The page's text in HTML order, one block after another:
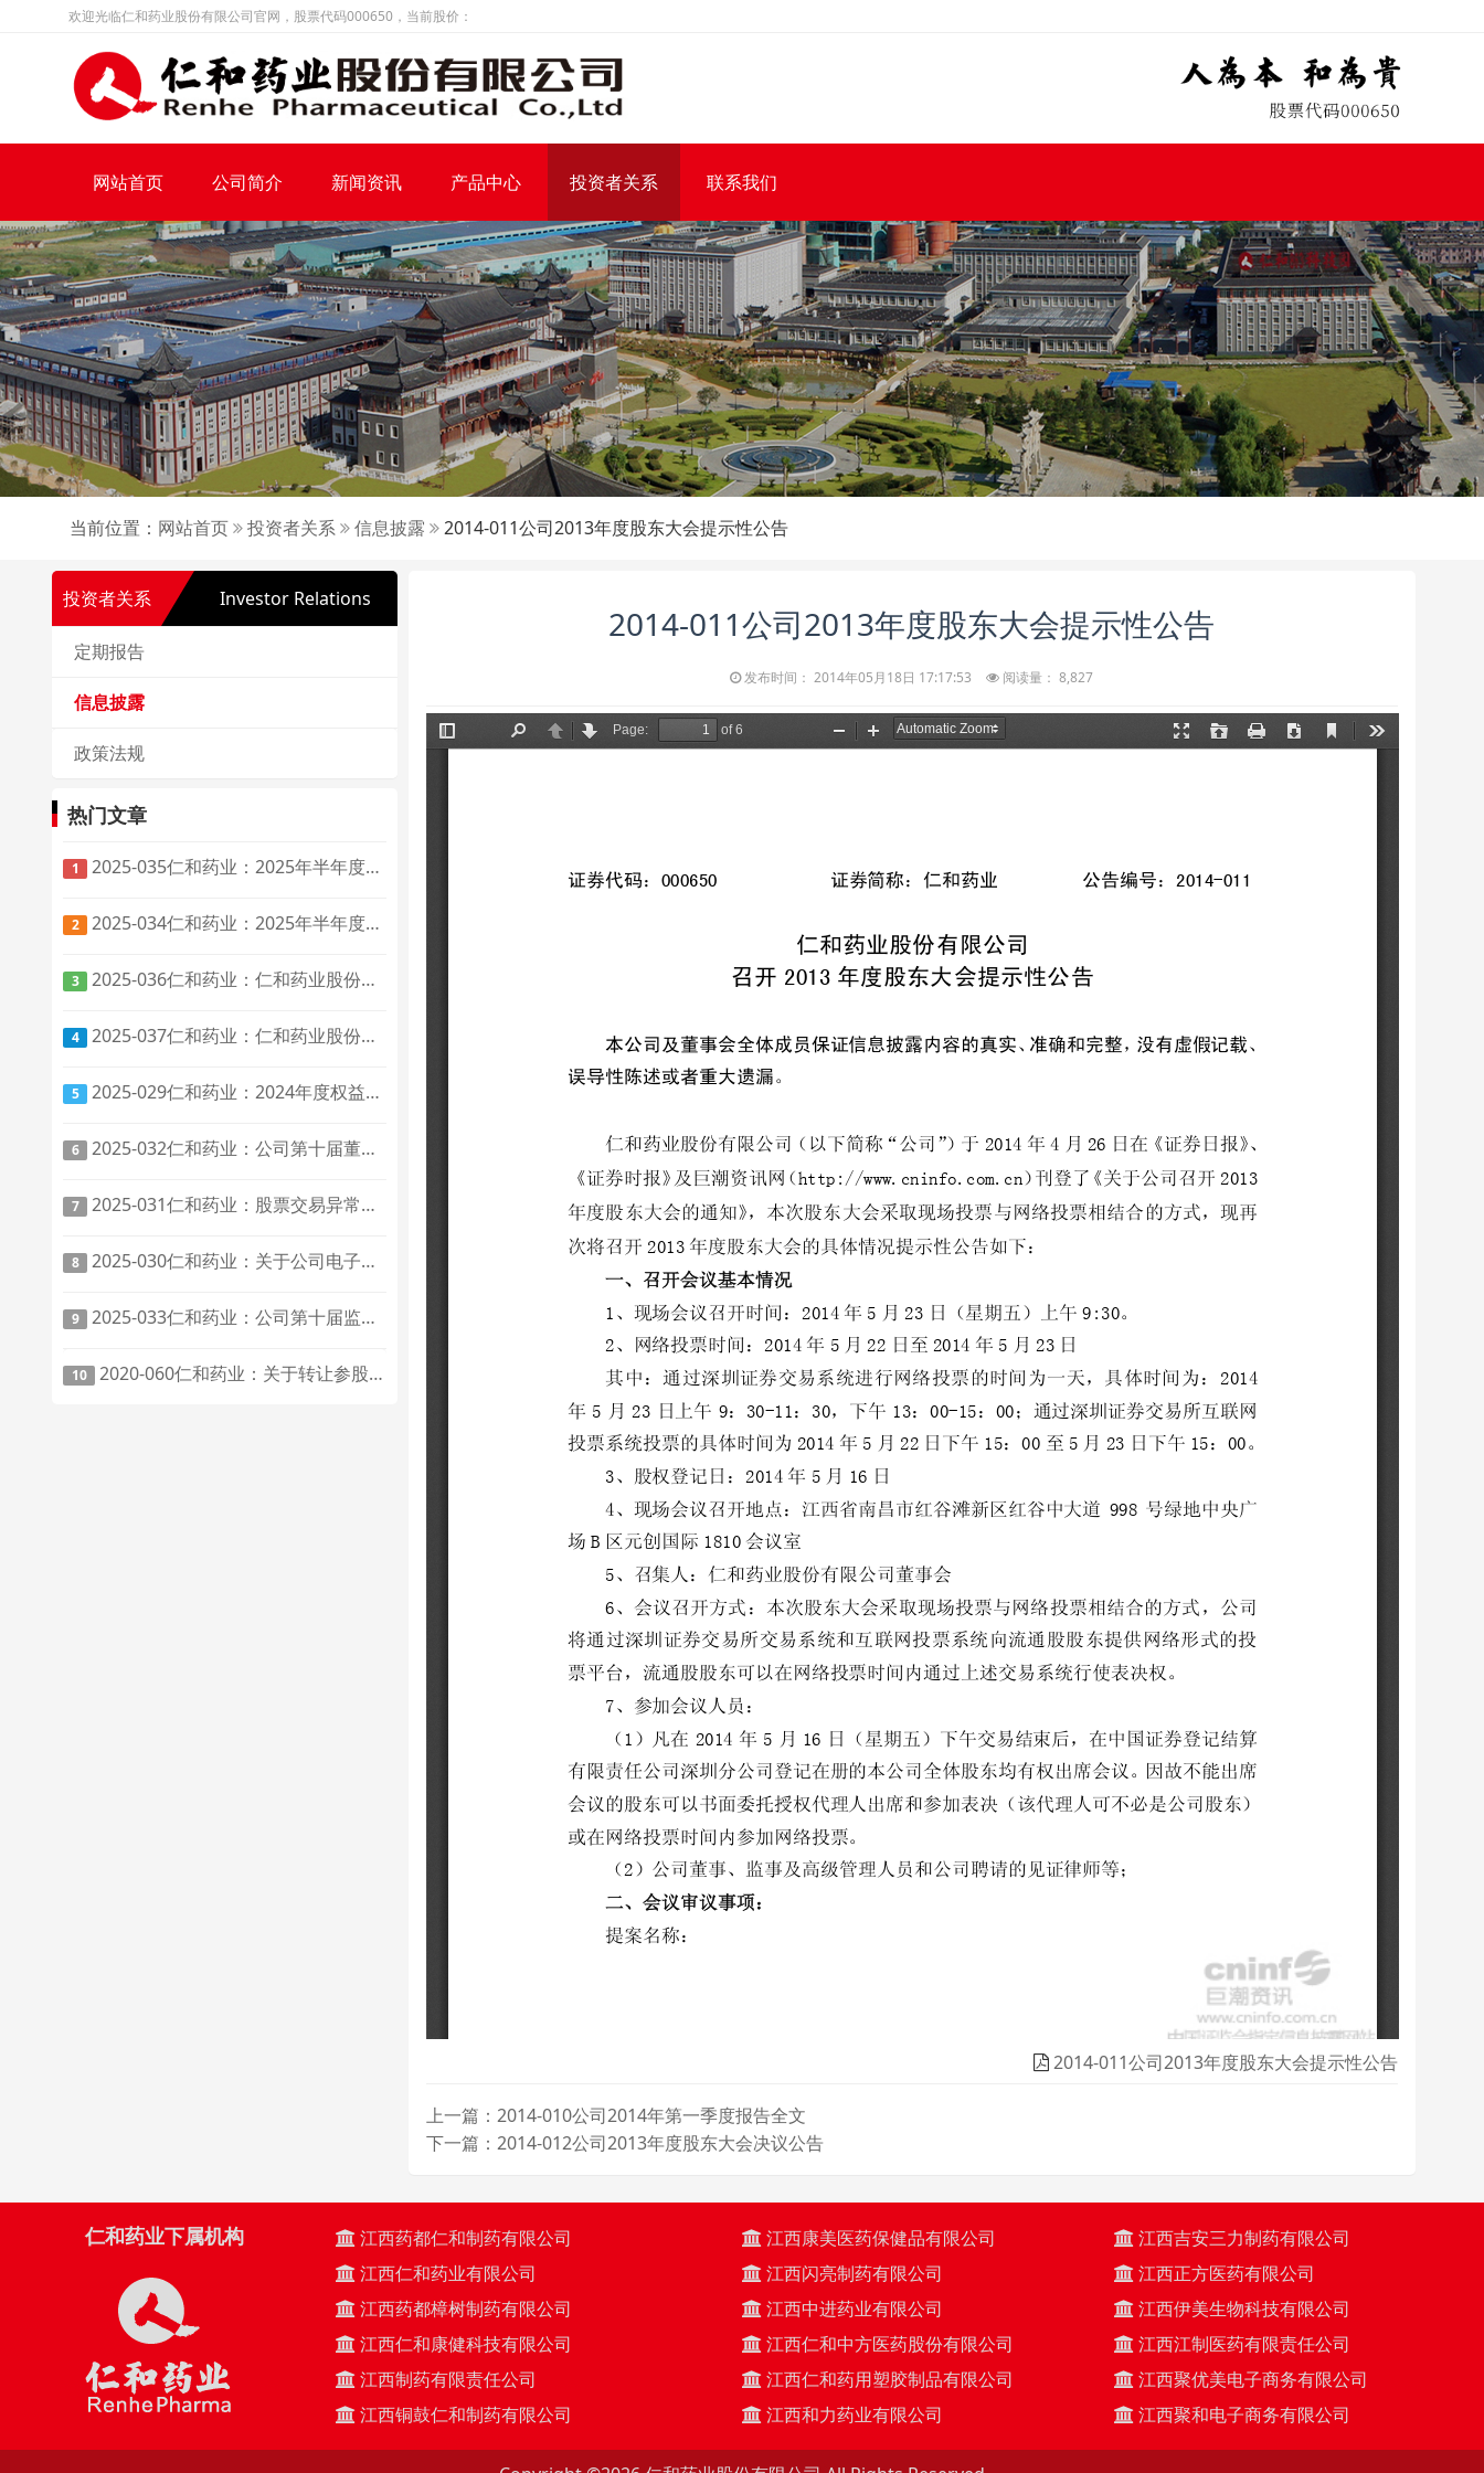
欢迎光临仁和药业股份有限公司官网，股票代码000650，当前股价：
网站首页 公司简介 新闻资讯 产品中心 投资者关系 联系我们
当前位置： 网站首页 投资者关系 信息披露 2014-011公司2013年度股东大会提示性公告
投资者关系 Investor Relations
定期报告
信息披露
政策法规
热门文章
1 2025-035仁和药业：2025年半年度报告
2 2025-034仁和药业：2025年半年度报告摘要
3 2025-036仁和药业：仁和药业股份有限公司第十届董事会第三次会议决议公告
4 2025-037仁和药业：仁和药业股份有限公司关于修订《公司章程》及相关制度的公告
5 2025-029仁和药业：2024年度权益分派实施公告
6 2025-032仁和药业：公司第十届董事会第二次会议决议公告
7 2025-031仁和药业：股票交易异常波动公告
8 2025-030仁和药业：关于公司电子邮箱变更的公告
9 2025-033仁和药业：公司第十届监事会第二次会议决议公告
10 2020-060仁和药业：关于转让参股子公司全部股权暨关联交易的补充公告
2014-011公司2013年度股东大会提示性公告
发布时间： 2014年05月18日 17:17:53 阅读量： 8,827
2014-011公司2013年度股东大会提示性公告
上一篇：2014-010公司2014年第一季度报告全文
下一篇：2014-012公司2013年度股东大会决议公告
仁和药业下属机构
江西药都仁和制药有限公司
江西仁和药业有限公司
江西药都樟树制药有限公司
江西仁和康健科技有限公司
江西制药有限责任公司
江西铜鼓仁和制药有限公司
江西康美医药保健品有限公司
江西闪亮制药有限公司
江西中进药业有限公司
江西仁和中方医药股份有限公司
江西仁和药用塑胶制品有限公司
江西和力药业有限公司
江西吉安三力制药有限公司
江西正方医药有限公司
江西伊美生物科技有限公司
江西江制医药有限责任公司
江西聚优美电子商务有限公司
江西聚和电子商务有限公司